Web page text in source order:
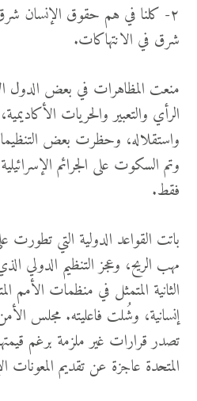
٢- كلنا في هم حقوق الإنسان
شرق في الانتهاكات.
منعت المظاهرات في بعض الدول
الرأي والتعبير والحريات
واستقلاله، وحظرت بعض
وتم السكوت على الجرائم
فقط.
باتت القواعد الدولية التي
مهب الريح، وعجز التنظيم الدولي
الثانية المتمثل في منظمات
إنسانية، وشُلت فاعليته. مجلس
تصدر قرارات غير ملزمة برغم
المتحدة عاجزة عن تقديم المعونات